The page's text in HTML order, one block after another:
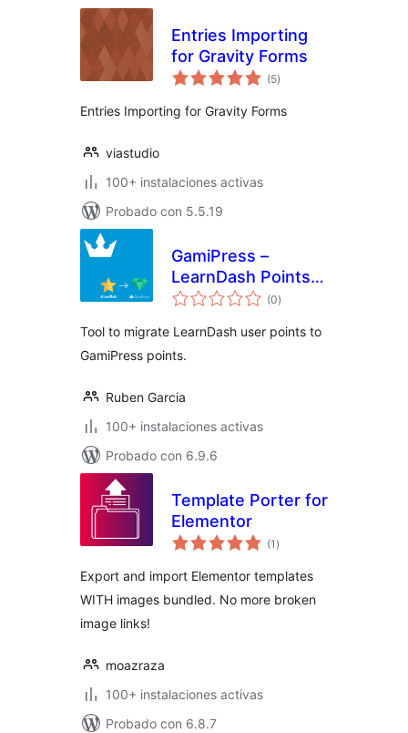
Entries Importing
for Gravity Forms
(5total
de
)
Entries Importing for Gravity Forms
viastudio
100+ instalaciones activas
Probado con 5.5.19
GamiPress –
LearnDash Points
Importer
(0total
de
)
Tool to migrate LearnDash user points to
GamiPress points.
Ruben Garcia
100+ instalaciones activas
Probado con 6.9.6
Template Porter for
Elementor
(1 total
de
)
Export and import Elementor templates
WITH images bundled. No more broken
image links!
moazraza
100+ instalaciones activas
Probado con 6.8.7